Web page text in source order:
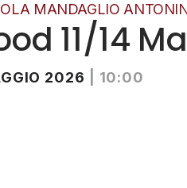
MANDAGLIO
11/14
2026 10:00